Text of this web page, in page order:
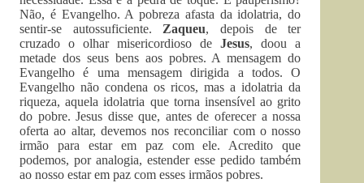
Não, é Evangelho. A pobreza afasta da idolatria, do
sentir-se autossuficiente. Zaqueu, depois de ter
cruzado o olhar misericordioso deJesus, doou a
metade dos seus bens aos pobres. A mensagem do
Evangelho é uma mensagem dirigida a todos. O
Evangelho não condena os ricos, mas a idolatria da
riqueza, aquela idolatria que torna insensível ao grito
do pobre. Jesus disse que, antes de oferecer a nossa
oferta ao altar, devemos nos reconciliar com o nosso
irmão para estar em paz com ele. Acredito que
podemos, por analogia, estender esse pedido também
ao nosso estar em paz com esses irmãos pobres.